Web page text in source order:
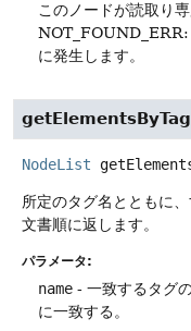
このノードが読取り
NOT_FOUND_ERR:
に発生します。
NodeList
所定のタグ名とともに
文書順に返します。
パラメータ:
name - 一致するタグの
に一致する。